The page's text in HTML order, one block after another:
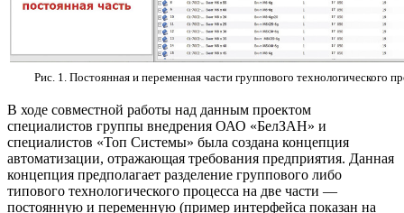
Рис. 1. Постоянная и переменная части группового технологического
В ходе совместной работы над данным проектом
специалистов группы внедрения ОАО «БелЗАН» и
специалистов «Топ Системы» была создана концепция
автоматизации, отражающая требования предприятия. Данная
концепция предполагает разделение группового либо
типового технологического процесса на две части —
постоянную и переменную (пример интерфейса показан на